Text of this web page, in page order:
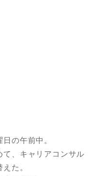
の午前中。
て、キャリアコンサル
た。